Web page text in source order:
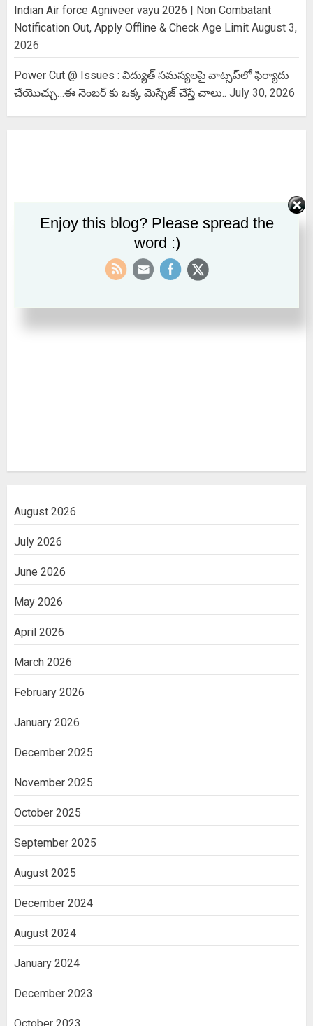
Indian Air force Agniveer vayu 2026 | Non Combatant
Notification Out, Apply Offline & Check Age Limit August 3,
2026
Power Cut @ Issues : విద్యుత్ సమస్యలపై వాట్సప్‌లో ఫిర్యాదు
చేయొచ్చు…ఈ నెంబర్ కు ఒక్క మెస్సేజ్ చేస్తే చాలు.. July 30, 2026
August 2026
July 2026
June 2026
May 2026
April 2026
March 2026
February 2026
January 2026
December 2025
November 2025
October 2025
September 2025
August 2025
December 2024
August 2024
January 2024
December 2023
Enjoy this blog? Please spread the
word :)